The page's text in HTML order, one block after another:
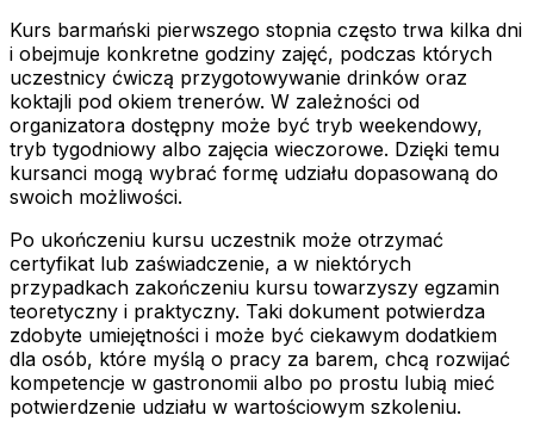
Kurs barmański pierwszego stopnia często trwa kilka dni
i obejmuje konkretne godziny zajęć, podczas których
uczestnicy ćwiczą przygotowywanie drinków oraz
koktajli pod okiem trenerów. W zależności od
organizatora dostępny może być tryb weekendowy,
tryb tygodniowy albo zajęcia wieczorowe. Dzięki temu
kursanci mogą wybrać formę udziału dopasowaną do
swoich możliwości.
Po ukończeniu kursu uczestnik może otrzymać
certyfikat lub zaświadczenie, a w niektórych
przypadkach zakończeniu kursu towarzyszy egzamin
teoretyczny i praktyczny. Taki dokument potwierdza
zdobyte umiejętności i może być ciekawym dodatkiem
dla osób, które myślą o pracy za barem, chcą rozwijać
kompetencje w gastronomii albo po prostu lubią mieć
potwierdzenie udziału w wartościowym szkoleniu.